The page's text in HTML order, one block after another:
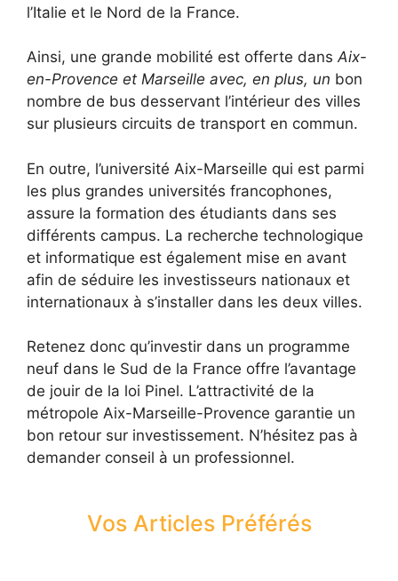
l’Italie et le Nord de la France.
Ainsi, une grande mobilité est offerte dansAix-
en-Provence et Marseille avec, en plus, un bon
nombre de bus desservant l’intérieur des villes
sur plusieurs circuits de transport en commun.
En outre, l’université Aix-Marseille qui est parmi
les plus grandes universités francophones,
assure la formation des étudiants dans ses
différents campus. La recherche technologique
et informatique est également mise en avant
afin de séduire les investisseurs nationaux et
internationaux à s’installer dans les deux villes.
Retenez donc qu’investir dans un programme
neuf dans le Sud de la France offre l’avantage
de jouir de la loi Pinel. L’attractivité de la
métropole Aix-Marseille-Provence garantie un
bon retour sur investissement. N’hésitez pas à
demander conseil à un professionnel.
Vos Articles Préférés